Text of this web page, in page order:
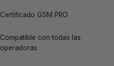
Certificado GSM PRO
Compatible con todas las
operadoras